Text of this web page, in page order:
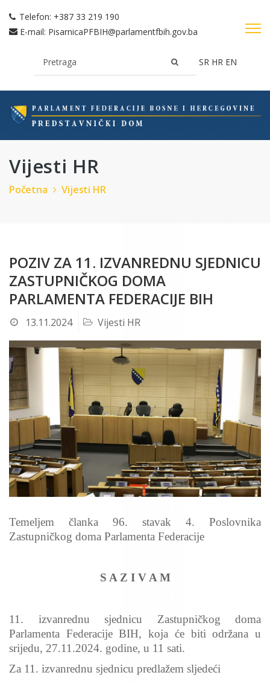
Telefon: +387 33 219 190
E-mail: PisarnicaPFBIH@parlamentfbih.gov.ba
SR HR EN
Vijesti HR
Početna Vijesti HR
POZIV ZA 11. IZVANREDNU SJEDNICU
ZASTUPNIČKOG DOMA
PARLAMENTA FEDERACIJE BIH
13.11.2024 Vijesti HR
Temeljem članka 96. stavak 4. Poslovnika
Zastupničkog doma Parlamenta Federacije
S A Z I V A M
11. izvanrednu sjednicu Zastupničkog doma
Parlamenta Federacije BIH, koja će biti održana u
srijedu, 27.11.2024. godine, u 11 sati.
Za 11. izvanrednu sjednicu predlažem sljedeći